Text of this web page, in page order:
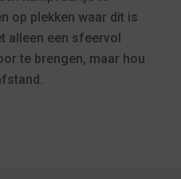
op plekken waar dit is
alleen een sfeervol
te brengen, maar hou